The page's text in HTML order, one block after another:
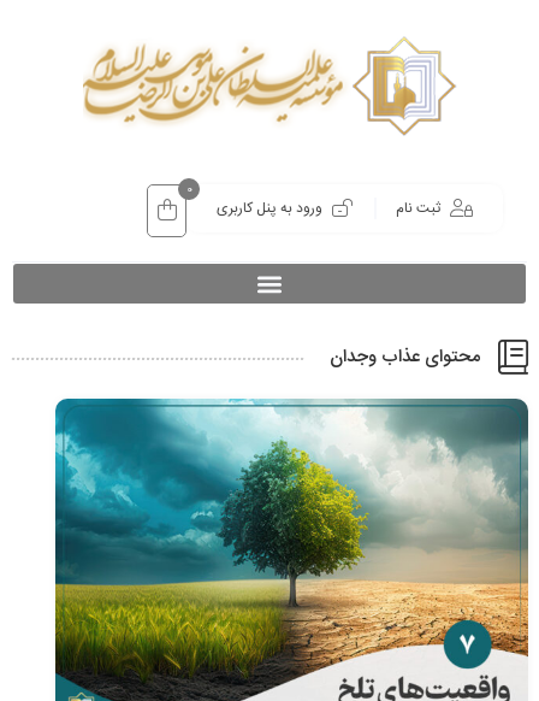
ثبت نام ورود به پنل کاربری
0
محتوای عذاب وجدان